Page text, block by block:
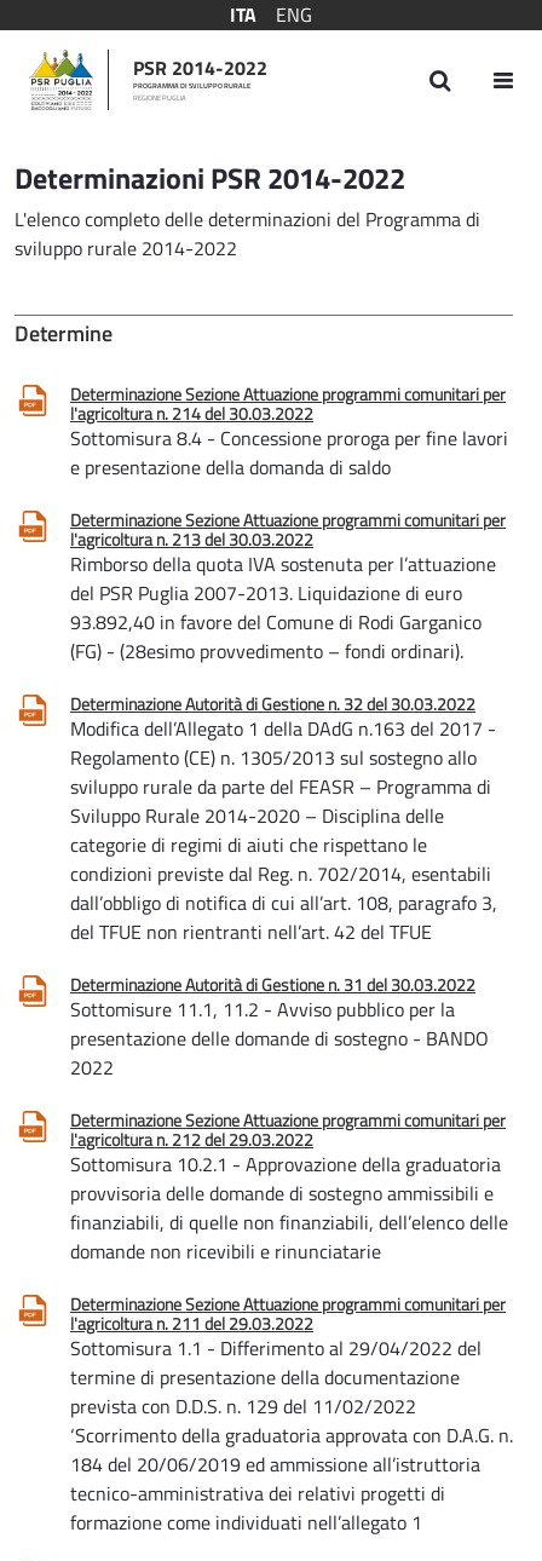
ITA
ENG
PSR 2014-2022
PROGRAMMA DI SVILUPPO RURALE
REGIONE PUGLIA
Determinazioni PSR 2014-2022
L'elenco completo delle determinazioni del Programma di
sviluppo rurale 2014-2022
Determine
Determinazione Sezione Attuazione programmi comunitari per
l'agricoltura n. 214 del 30.03.2022
Sottomisura 8.4 - Concessione proroga per fine lavori
e presentazione della domanda di saldo
Determinazione Sezione Attuazione programmi comunitari per
l'agricoltura n. 213 del 30.03.2022
Rimborso della quota IVA sostenuta per l’attuazione
del PSR Puglia 2007-2013. Liquidazione di euro
93.892,40 in favore del Comune di Rodi Garganico
(FG) - (28esimo provvedimento – fondi ordinari).
Determinazione Autorità di Gestione n. 32 del 30.03.2022
Modifica dell’Allegato 1 della DAdG n.163 del 2017 -
Regolamento (CE) n. 1305/2013 sul sostegno allo
sviluppo rurale da parte del FEASR – Programma di
Sviluppo Rurale 2014-2020 – Disciplina delle
categorie di regimi di aiuti che rispettano le
condizioni previste dal Reg. n. 702/2014, esentabili
dall’obbligo di notifica di cui all’art. 108, paragrafo 3,
del TFUE non rientranti nell’art. 42 del TFUE
Determinazione Autorità di Gestione n. 31 del 30.03.2022
Sottomisure 11.1, 11.2 - Avviso pubblico per la
presentazione delle domande di sostegno - BANDO
2022
Determinazione Sezione Attuazione programmi comunitari per
l'agricoltura n. 212 del 29.03.2022
Sottomisura 10.2.1 - Approvazione della graduatoria
provvisoria delle domande di sostegno ammissibili e
finanziabili, di quelle non finanziabili, dell’elenco delle
domande non ricevibili e rinunciatarie
Determinazione Sezione Attuazione programmi comunitari per
l'agricoltura n. 211 del 29.03.2022
Sottomisura 1.1 - Differimento al 29/04/2022 del
termine di presentazione della documentazione
prevista con D.D.S. n. 129 del 11/02/2022
‘Scorrimento della graduatoria approvata con D.A.G. n.
184 del 20/06/2019 ed ammissione all’istruttoria
tecnico-amministrativa dei relativi progetti di
formazione come individuati nell’allegato 1